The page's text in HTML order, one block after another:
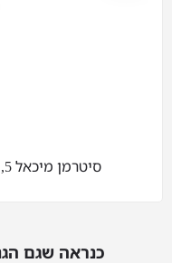
סיטרמן מיכאל 5, ראשון לציון
כנראה שגם